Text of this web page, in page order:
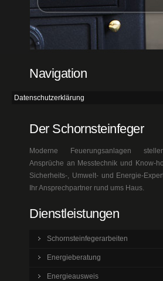
Navigation
Datenschutzerklärung
Der Schornsteinfeger
Moderne Feuerungsanlagen
Ansprüche an Messtechnik und Know-
Sicherheits-, Umwelt- und Energie-
Ihr Ansprechpartner rund ums Haus.
Dienstleistungen
Schornsteinfegerarbeiten
Energieberatung
Energieausweis